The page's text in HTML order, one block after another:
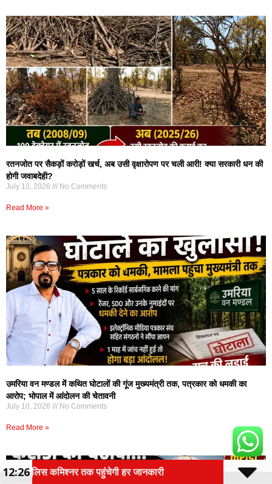
रतनजोत पर सैकड़ों करोड़ों खर्च, अब उसी वृक्षारोपण पर चली आरी! क्या सरकारी धन की
होगी जवाबदेही?
July 10, 2026 No Comments
Read More »
उमरिया वन मण्डल में कथित घोटालों की गूंज मुख्यमंत्री तक, पत्रकार को धमकी का
आरोप; भोपाल में आंदोलन की चेतावनी
July 10, 2026 No Comments
Read More »
छत्तीसगढ़ में चंगाई सभा पर विवाद, हिंदू जागरण मंच
12:26